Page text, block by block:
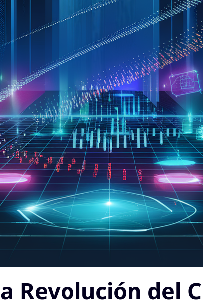
Revolución del